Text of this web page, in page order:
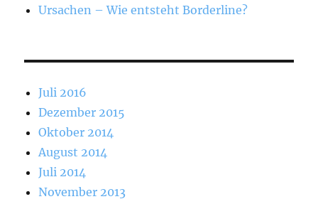
Ursachen – Wie entsteht Borderline?
Juli 2016
Dezember 2015
Oktober 2014
August 2014
Juli 2014
November 2013